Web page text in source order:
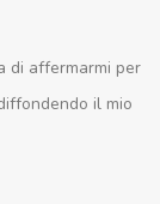
di affermarmi per
il mio